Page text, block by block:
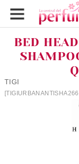
BED
TIGI